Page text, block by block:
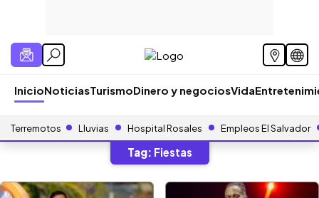
InicioNoticiasTurismoDinero y negociosVida
Terremotos Lluvias Hospital Rosales Empleos El Salvador
Tag: Fiestas